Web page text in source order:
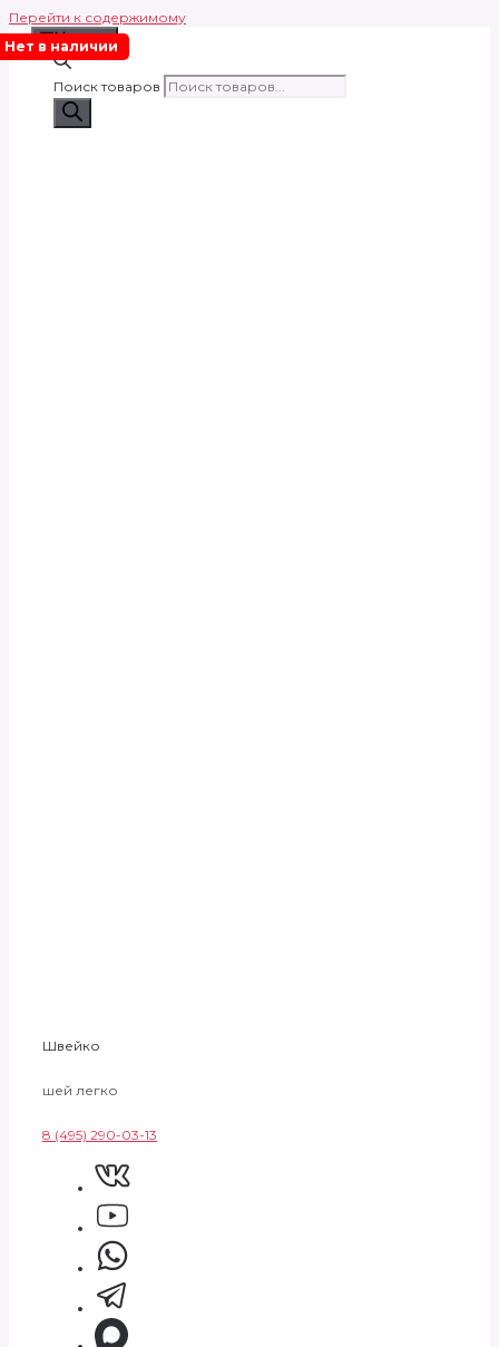
Перейти к содержимому
Меню
Поиск товаров
Швейко
шей легко
8 (495) 290-03-13
Нет в наличии